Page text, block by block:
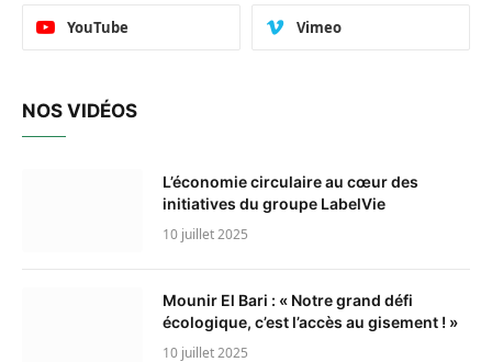
YouTube Vimeo
NOS VIDÉOS
L’économie circulaire au cœur des
initiatives du groupe LabelVie
10 juillet 2025
Mounir El Bari : « Notre grand défi
écologique, c’est l’accès au gisement ! »
10 juillet 2025